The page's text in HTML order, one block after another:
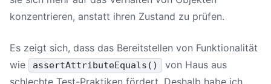
konzentrieren, anstatt ihren Zustand zu prüfen.
Es zeigt sich, dass das Bereitstellen von Funktionalität
wie
assertAttributeEquals()
von Haus aus
schlechte Test-Praktiken fördert. Deshalb habe ich